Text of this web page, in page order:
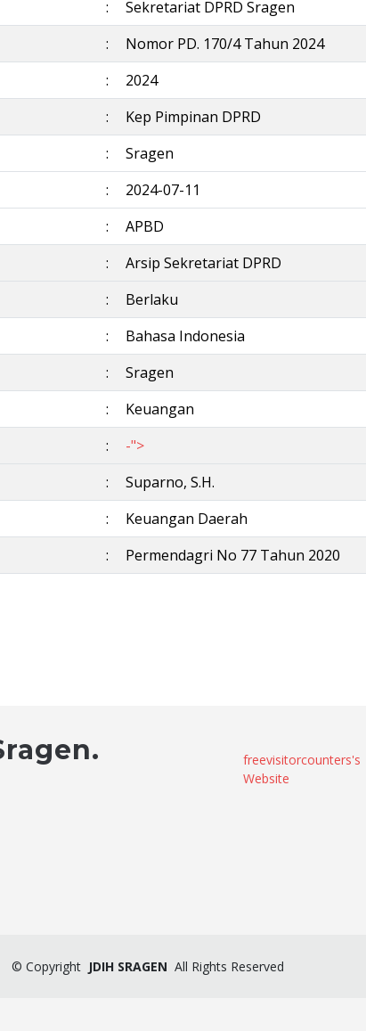
:
Sekretariat DPRD Sragen
:
Nomor PD. 170/4 Tahun 2024
:
2024
:
Kep Pimpinan DPRD
:
Sragen
:
2024-07-11
:
APBD
:
Arsip Sekretariat DPRD
:
Berlaku
:
Bahasa Indonesia
:
Sragen
:
Keuangan
:
-">
:
Suparno, S.H.
:
Keuangan Daerah
: Permendagri No 77 Tahun 2020
freevisitorcounters's
Website
© Copyright JDIH SRAGEN All Rights Reserved